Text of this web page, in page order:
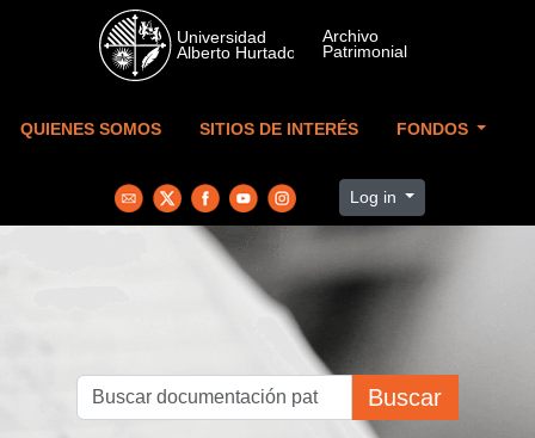
Skip to main content
QUIENES SOMOS SITIOS DE INTERÉS FONDOS
Log in
Buscar